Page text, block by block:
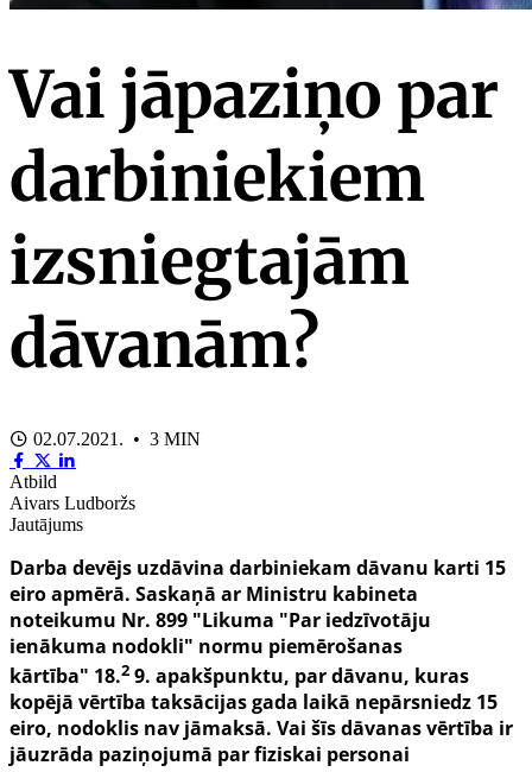
Vai jāpaziņo par
darbiniekiem
izsniegtajām
dāvanām?
02.07.2021. • 3 MIN
Atbild
Aivars Ludboržs
Jautājums
Darba devējs uzdāvina darbiniekam dāvanu karti 15
eiro apmērā. Saskaņā ar Ministru kabineta
noteikumu Nr. 899 "Likuma "Par iedzīvotāju
ienākuma nodokli" normu piemērošanas
kārtība" 18.2 9. apakšpunktu, par dāvanu, kuras
kopējā vērtība taksācijas gada laikā nepārsniedz 15
eiro, nodoklis nav jāmaksā. Vai šīs dāvanas vērtība ir
jāuzrāda paziņojumā par fiziskai personai